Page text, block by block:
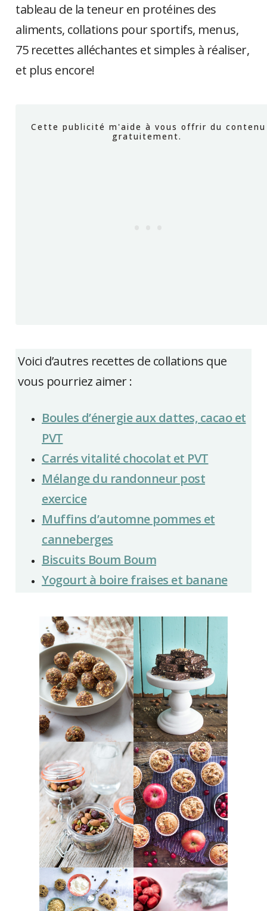
tableau de la teneur en protéines des
aliments, collations pour sportifs, menus,
75 recettes alléchantes et simples à réaliser,
et plus encore!
Voici d’autres recettes de collations que
vous pourriez aimer :
Boules d’énergie aux dattes, cacao et
PVT
Carrés vitalité chocolat et PVT
Mélange du randonneur post
exercice
Muffins d’automne pommes et
canneberges
Biscuits Boum Boum
Yogourt à boire fraises et banane